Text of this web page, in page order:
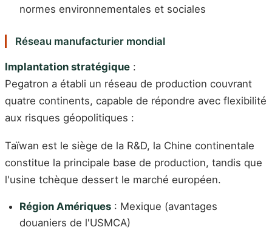
normes environnementales et sociales
Réseau manufacturier mondial
Implantation stratégique :
Pegatron a établi un réseau de production couvrant
quatre continents, capable de répondre avec flexibilité
aux risques géopolitiques :
Taïwan est le siège de la R&D, la Chine continentale
constitue la principale base de production, tandis que
l'usine tchèque dessert le marché européen.
Région Amériques : Mexique (avantages
douaniers de l'USMCA)